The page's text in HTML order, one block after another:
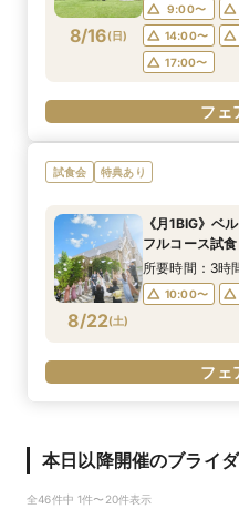
8/16(日)
9:00〜
14:00〜
17:00〜
フェ
試食会 特典あり
8/22(土)
《月1BIG》ベ
フルコース試食
所要時間：3時
10:00〜
フェ
本日以降開催のブライ
全46件中 1件〜20件表示